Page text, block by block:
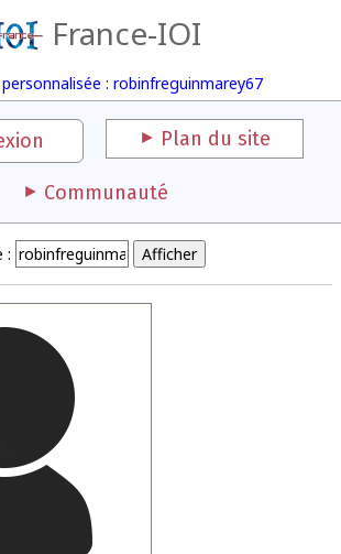
France-IOI
personnalisée : robinfreguinmarey67
Plan du site
Communauté
: